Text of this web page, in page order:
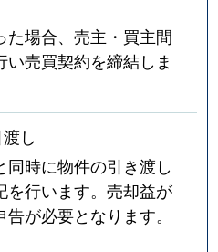
た場合、売主・買主間
売買契約を締結しま
し
時に物件の引き渡し
を行います。売却益が
が必要となります。